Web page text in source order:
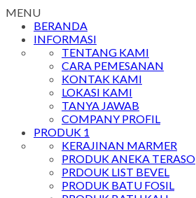
MENU
BERANDA
INFORMASI
TENTANG KAMI
CARA PEMESANAN
KONTAK KAMI
LOKASI KAMI
TANYA JAWAB
COMPANY PROFIL
PRODUK 1
KERAJINAN MARMER
PRODUK ANEKA TERASO
PRDOUK LIST BEVEL
PRODUK BATU FOSIL